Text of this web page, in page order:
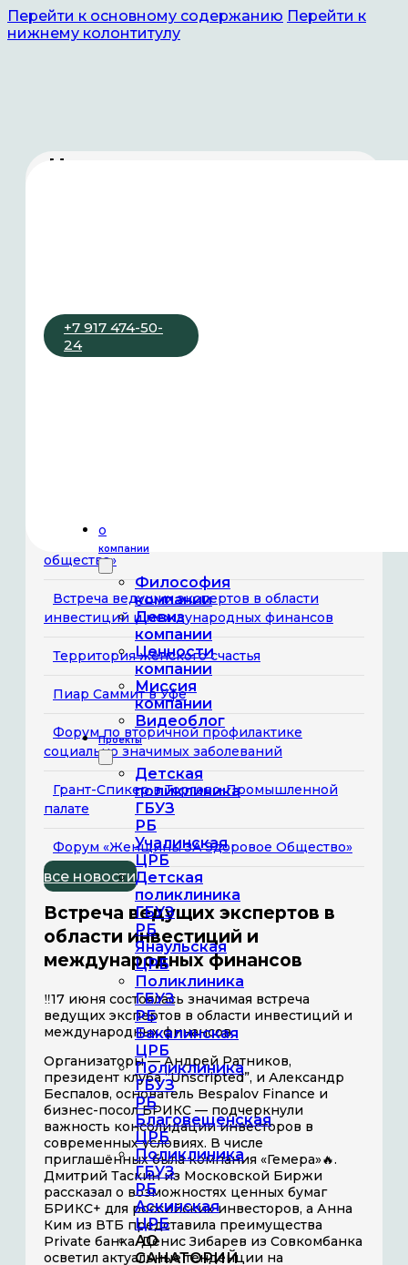
Перейти к основному содержанию Перейти к
нижнему колонтитулу
+7 917 474-50-
24
О
компании
Философия
компании
Девиз
компании
Ценности
компании
Миссия
компании
Видеоблог
Проекты
Детская
поликлиника
ГБУЗ
РБ
Учалинская
ЦРБ
Детская
поликлиника
ГБУЗ
РБ
Янаульская
ЦРБ
Поликлиника
ГБУЗ
РБ
Бакалинская
ЦРБ
Поликлиника
ГБУЗ
РБ
Благовещенская
ЦРБ
Поликлиника
ГБУЗ
РБ
Аскинская
ЦРБ
АО
САНАТОРИЙ
Новости
число участников Петербургского
международного экономического форума
2025
технологий и инноваций для здорового
общества»
Встреча ведущих экспертов в области
инвестиций и международных финансов
Территория женского счастья
Пиар Саммит в Уфе
Форум по вторичной профилактике
социально значимых заболеваний
Грант-Спикер в Торгово-Промышленной
палате
Форум «Женщины ЗА Здоровое Общество»
все новости
Встреча ведущих экспертов в
области инвестиций и
международных финансов
‼️17 июня состоялась значимая встреча
ведущих экспертов в области инвестиций и
международных финансов.
Организаторы — Андрей Ратников,
президент клуба “Unscripted”, и Александр
Беспалов, основатель Bespalov Finance и
бизнес-посол БРИКС — подчеркнули
важность консолидации инвесторов в
современных условиях. В числе
приглашённых была компания «Гемера»🔥.
Дмитрий Таскин из Московской Биржи
рассказал о возможностях ценных бумаг
БРИКС+ для российских инвесторов, а Анна
Ким из ВТБ представила преимущества
Private банка. Денис Зибарев из Совкомбанка
осветил актуальные тенденции на